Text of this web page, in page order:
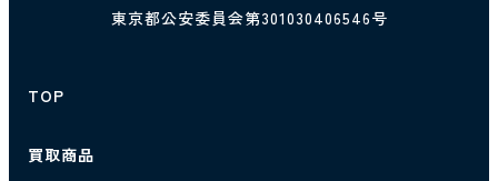
東京都公安委員会第301030406546号
TOP
買取商品